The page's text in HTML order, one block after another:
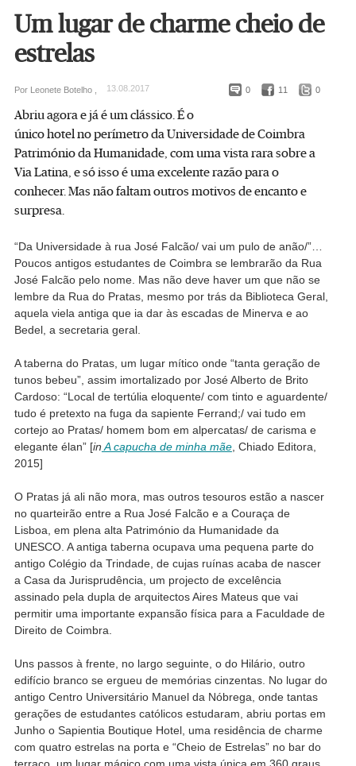
Um lugar de charme cheio de
estrelas
0 11 0
Por Leonete Botelho , 13.08.2017
Abriu agora e já é um clássico. É o
único hotel no perímetro da Universidade de Coimbra
Património da Humanidade, com uma vista rara sobre a
Via Latina, e só isso é uma excelente razão para o
conhecer. Mas não faltam outros motivos de encanto e
surpresa.
“Da Universidade à rua José Falcão/ vai um pulo de anão/”…
Poucos antigos estudantes de Coimbra se lembrarão da Rua
José Falcão pelo nome. Mas não deve haver um que não se
lembre da Rua do Pratas, mesmo por trás da Biblioteca Geral,
aquela viela antiga que ia dar às escadas de Minerva e ao
Bedel, a secretaria geral.
A taberna do Pratas, um lugar mítico onde “tanta geração de
tunos bebeu”, assim imortalizado por José Alberto de Brito
Cardoso: “Local de tertúlia eloquente/ com tinto e aguardente/
tudo é pretexto na fuga da sapiente Ferrand;/ vai tudo em
cortejo ao Pratas/ homem bom em alpercatas/ de carisma e
elegante élan” [in A capucha de minha mãe, Chiado Editora,
2015]
O Pratas já ali não mora, mas outros tesouros estão a nascer
no quarteirão entre a Rua José Falcão e a Couraça de
Lisboa, em plena alta Património da Humanidade da
UNESCO. A antiga taberna ocupava uma pequena parte do
antigo Colégio da Trindade, de cujas ruínas acaba de nascer
a Casa da Jurisprudência, um projecto de excelência
assinado pela dupla de arquitectos Aires Mateus que vai
permitir uma importante expansão física para a Faculdade de
Direito de Coimbra.
Uns passos à frente, no largo seguinte, o do Hilário, outro
edifício branco se ergueu de memórias cinzentas. No lugar do
antigo Centro Universitário Manuel da Nóbrega, onde tantas
gerações de estudantes católicos estudaram, abriu portas em
Junho o Sapientia Boutique Hotel, uma residência de charme
com quatro estrelas na porta e “Cheio de Estrelas” no bar do